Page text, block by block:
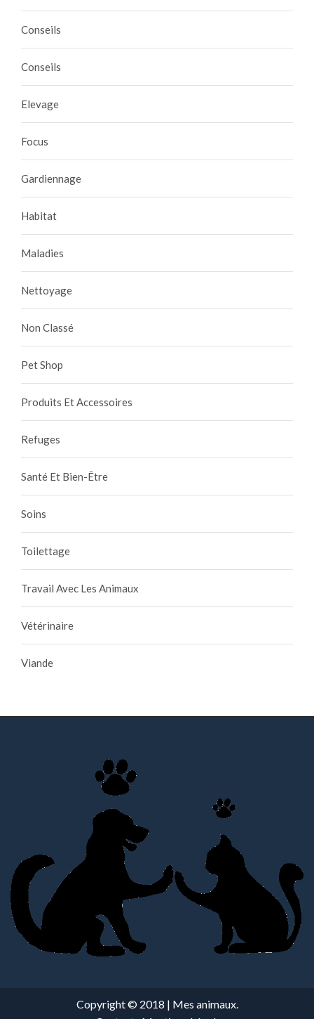
Conseils
Conseils
Elevage
Focus
Gardiennage
Habitat
Maladies
Nettoyage
Non Classé
Pet Shop
Produits Et Accessoires
Refuges
Santé Et Bien-Être
Soins
Toilettage
Travail Avec Les Animaux
Vétérinaire
Viande
Copyright © 2018 | Mes animaux.